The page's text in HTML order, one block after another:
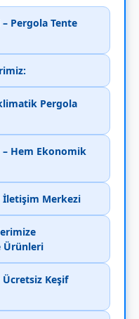
Pergola Tente
Pergola
Hem Ekonomik
İletişim Merkezi
Ürünleri
Keşif